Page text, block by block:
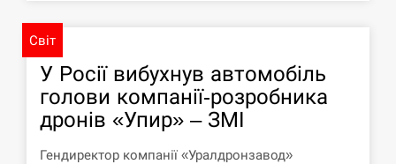
12:10
СЕРПЕНЬ
Под огнем “Эпицентр”, ROZETKA и
“Новая почта”: что известно об…
Світ
У Росії вибухнув автомобіль
голови компанії-розробника
дронів «Упир» – ЗМІ
Гендиректор компанії «Уралдронзавод»